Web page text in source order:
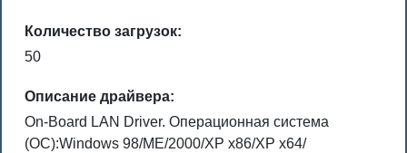
Количество загрузок:
50
Описание драйвера:
On-Board LAN Driver. Операционная система
(ОС):Windows 98/ME/2000/XP x86/XP x64/